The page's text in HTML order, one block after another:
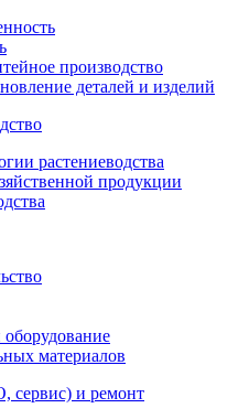
производство
деталей и изделий
растениеводства
продукции
материалов
сервис) и ремонт